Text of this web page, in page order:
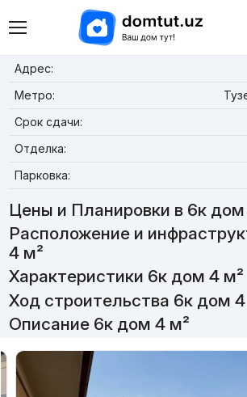
Адрес:
Метро:
Срок сдачи:
Отделка:
Парковка:
Цены и Планировки в 6к
Расположение и
4 м²
Характеристики 6к дом 4 м²
Ход строительства 6к дом
Описание 6к дом 4 м²